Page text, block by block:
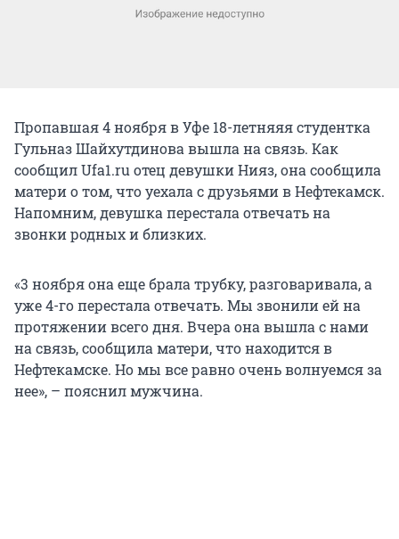
Пропавшая 4 ноября в Уфе 18-летняяя студентка
Гульназ Шайхутдинова вышла на связь. Как
сообщил Ufa1.ru отец девушки Нияз, она сообщила
матери о том, что уехала с друзьями в Нефтекамск.
Напомним, девушка перестала отвечать на
звонки родных и близких.
«3 ноября она еще брала трубку, разговаривала, а
уже 4-го перестала отвечать. Мы звонили ей на
протяжении всего дня. Вчера она вышла с нами
на связь, сообщила матери, что находится в
Нефтекамске. Но мы все равно очень волнуемся за
нее», – пояснил мужчина.